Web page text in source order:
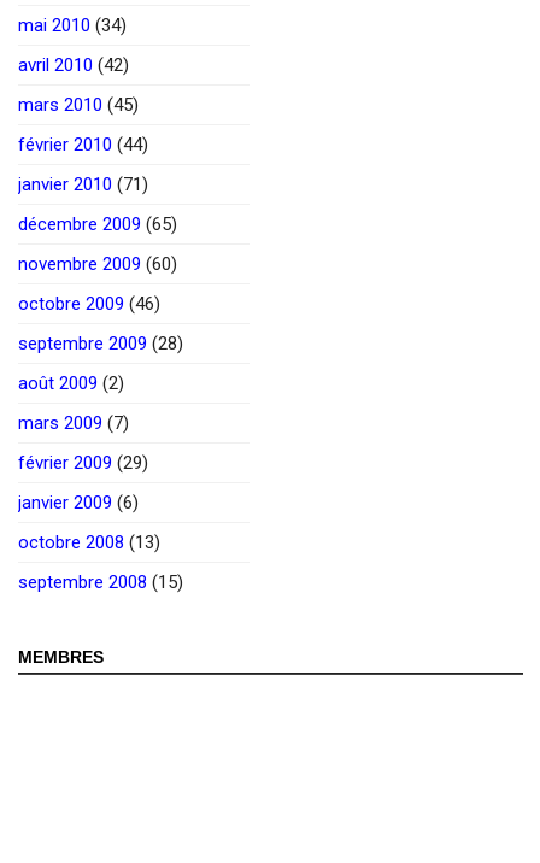
mai 2010 (34)
avril 2010 (42)
mars 2010 (45)
février 2010 (44)
janvier 2010 (71)
décembre 2009 (65)
novembre 2009 (60)
octobre 2009 (46)
septembre 2009 (28)
août 2009 (2)
mars 2009 (7)
février 2009 (29)
janvier 2009 (6)
octobre 2008 (13)
septembre 2008 (15)
MEMBRES